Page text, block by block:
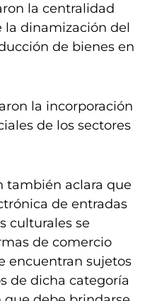
la centralidad
la dinamización del
de bienes en
la incorporación
de los sectores
también aclara que
de entradas
culturales se
de comercio
encuentran sujetos
de dicha categoría